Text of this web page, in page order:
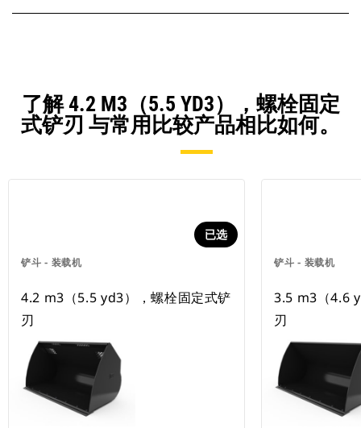
了解 4.2 M3（5.5 YD3），螺栓固定
式铲刃 与常用比较产品相比如何。
铲斗 - 装载机
已选
4.2 m3（5.5 yd3），螺栓固定式铲
刃
铲斗 - 装载机
3.5 m3（4.6
刃